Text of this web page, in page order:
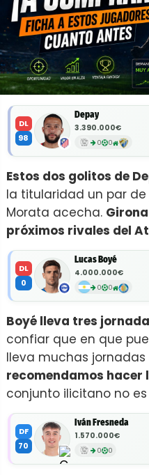
DL
98
Depay
3.390.000€
0 0
Estos dos golitos de
la titularidad un par
Morata acecha.
próximos rivales del
DL
0
Lucas Boyé
4.000.000€
0 0
Boyé lleva tres
confiar que en que
lleva muchas
recomendamos hacer
conjunto ilicitano no
DF
70
Iván Fresneda
1.570.000€
0 0